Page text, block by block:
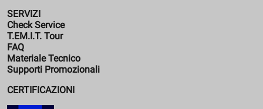
SERVIZI
Check Service
T.EM.I.T. Tour
FAQ
Materiale Tecnico
Supporti Promozionali
CERTIFICAZIONI